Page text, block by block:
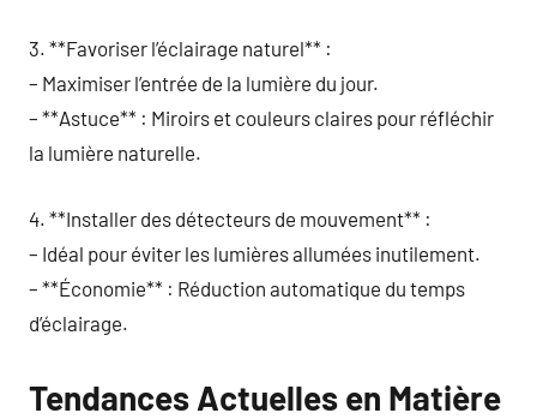
3. **Favoriser l’éclairage naturel** :
– Maximiser l’entrée de la lumière du jour.
– **Astuce** : Miroirs et couleurs claires pour réfléchir
la lumière naturelle.
4. **Installer des détecteurs de mouvement** :
– Idéal pour éviter les lumières allumées inutilement.
– **Économie** : Réduction automatique du temps
d’éclairage.
Tendances Actuelles en Matière